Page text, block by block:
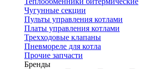
Чугунные секции
Пульты управления котлами
Платы управления котлами
Трехходовые клапаны
Пневмореле для котла
Прочие запчасти
Бренды